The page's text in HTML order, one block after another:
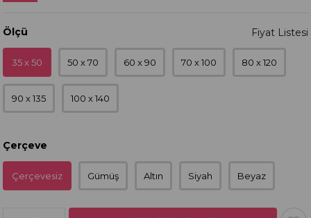
Ölçü
35 x 50 50 x 70 60 x 90 70 x 100 80 x 120
90 x 135 100 x 140
Çerçeve
Çerçevesiz Gümüş Altın Siyah Beyaz